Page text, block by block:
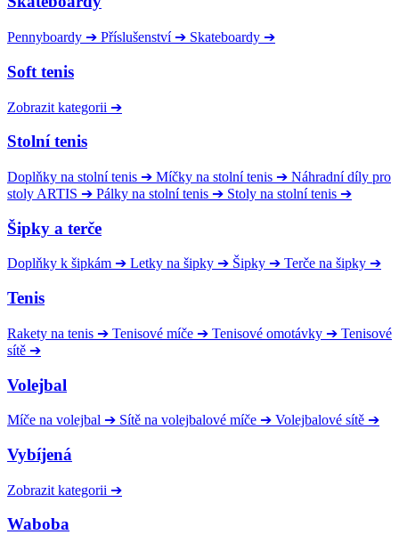
Pennyboardy ➔ Příslušenství ➔ Skateboardy ➔
Soft tenis
Zobrazit kategorii ➔
Stolní tenis
Doplňky na stolní tenis ➔ Míčky na stolní tenis ➔ Náhradní díly pro
stoly ARTIS ➔ Pálky na stolní tenis ➔ Stoly na stolní tenis ➔
Šipky a terče
Doplňky k šipkám ➔ Letky na šipky ➔ Šipky ➔ Terče na šipky ➔
Tenis
Rakety na tenis ➔ Tenisové míče ➔ Tenisové omotávky ➔ Tenisové
sítě ➔
Volejbal
Míče na volejbal ➔ Sítě na volejbalové míče ➔ Volejbalové sítě ➔
Vybíjená
Zobrazit kategorii ➔
Waboba